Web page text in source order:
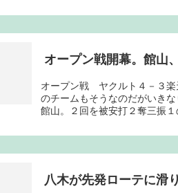
オープン戦開幕。館山
オープン戦 ヤクルト４－３楽
のチームもそうなのだがいき
館山。２回を被安打２奪三振
八木が先発ローテに滑